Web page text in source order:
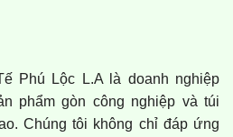
Phú Lộc L.A là doanh nghiệp
phẩm gòn công nghiệp và túi
Chúng tôi không chỉ đáp ứng